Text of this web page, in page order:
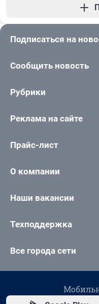
Подписаться на
Сообщить новость
Рубрики
Реклама на сайте
Прайс-лист
О компании
Наши вакансии
Техподдержка
Все города сети